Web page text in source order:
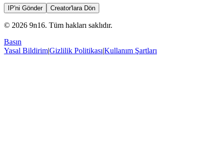
IP'ni Gönder Creator'lara Dön
© 2026 9n16. Tüm hakları saklıdır.
Basın
Yasal Bildirim|Gizlilik Politikası|Kullanım Şartları